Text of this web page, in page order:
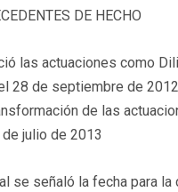
DE HECHO
las actuaciones como
28 de septiembre de
de las
julio de 2013
se señaló la fecha para